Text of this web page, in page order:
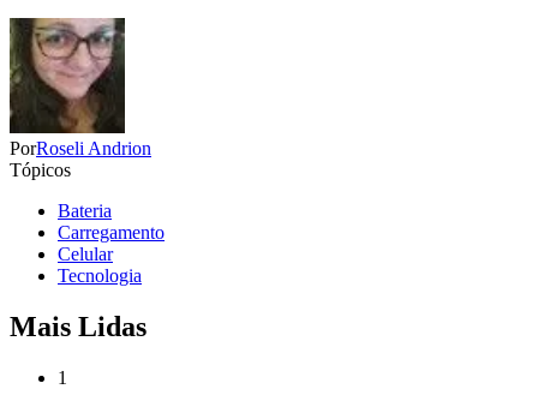
PorRoseli Andrion
Tópicos
Bateria
Carregamento
Celular
Tecnologia
Mais Lidas
1